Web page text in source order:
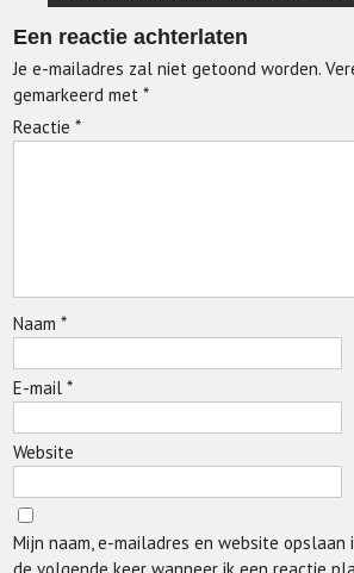
Een reactie achterlaten
Je e-mailadres zal niet getoond worden.
gemarkeerd met*
Reactie*
Naam*
E-mail*
Website
Mijn naam, e-mailadres en website opslaan